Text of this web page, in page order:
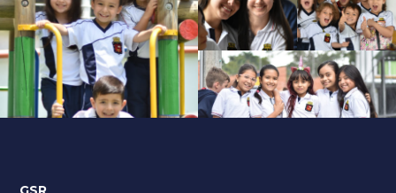
excitement.